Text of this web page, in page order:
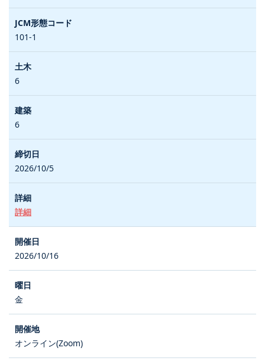
101-1
6
6
2026/10/5
詳細
2026/10/16
金
オンライン(Zoom)